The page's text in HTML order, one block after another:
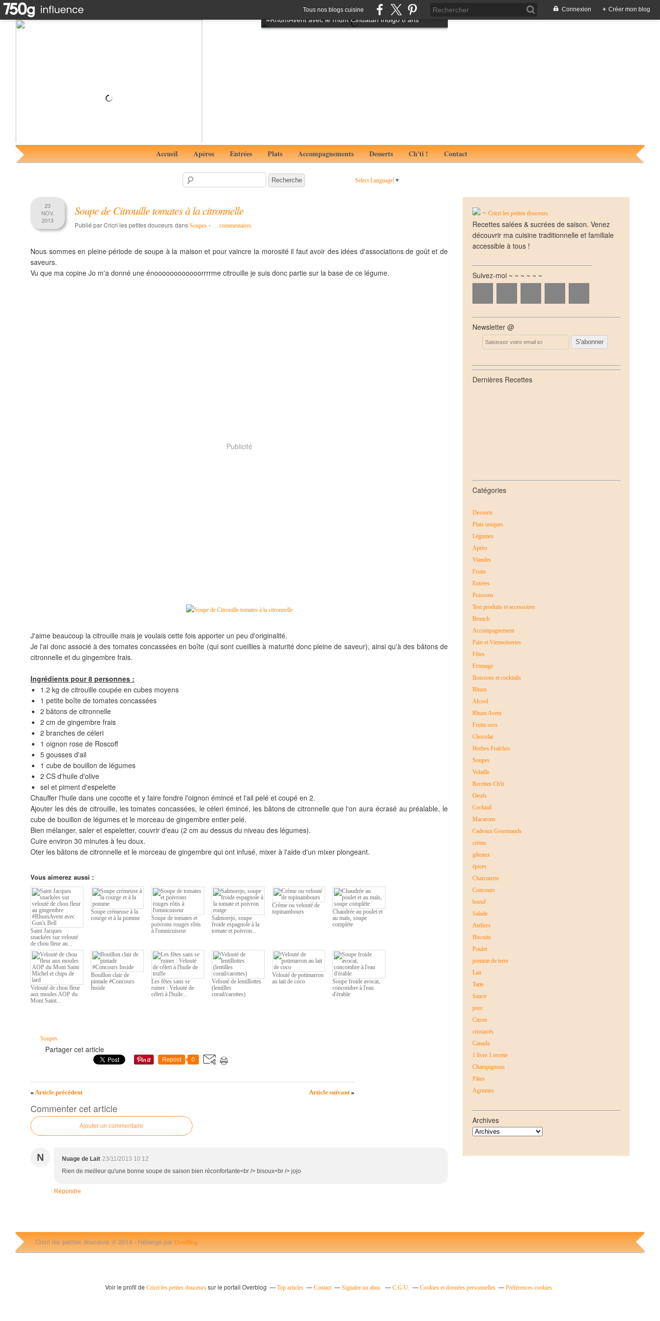
Tous nos blogs cuisine Connexion + Créer mon blog
Tartare de boeuf à l'italienne aux notes de truffes
#RhumAvent avec le rhum Cihuatan Indigo 8 ans
Accueil Apéros Entrées Plats Accompagnements Desserts Ch'ti ! Contact
Select Language ▼
23
NOV.
2013
Soupe de Citrouille tomates à la citronnelle
Publié par Cricri les petites douceurs dans Soupes - … commentaires
Nous sommes en pleine période de soupe à la maison et pour vaincre la morosité il faut avoir des idées d'associations de goût et de
saveurs.
Vu que ma copine Jo m'a donné une énoooooooooooorrrrme citrouille je suis donc partie sur la base de ce légume.
Publicité
J'aime beaucoup la citrouille mais je voulais cette fois apporter un peu d'originalité.
Je l'ai donc associé à des tomates concassées en boîte (qui sont cueillies à maturité donc pleine de saveur), ainsi qu'à des bâtons de
citronnelle et du gingembre frais.
Ingrédients pour 8 personnes :
1.2 kg de citrouille coupée en cubes moyens
1 petite boîte de tomates concassées
2 bâtons de citronnelle
2 cm de gingembre frais
2 branches de céleri
1 oignon rose de Roscoff
5 gousses d'ail
1 cube de bouillon de légumes
2 CS d'huile d'olive
sel et piment d'espelette
Chauffer l'huile dans une cocotte et y faire fondre l'oignon émincé et l'ail pelé et coupé en 2.
Ajouter les dés de citrouille, les tomates concassées, le céleri émincé, les bâtons de citronnelle que l'on aura écrasé au préalable, le
cube de bouillon de légumes et le morceau de gingembre entier pelé.
Bien mélanger, saler et espeletter, couvrir d'eau (2 cm au dessus du niveau des légumes).
Cuire environ 30 minutes à feu doux.
Oter les bâtons de citronnelle et le morceau de gingembre qui ont infusé, mixer à l'aide d'un mixer plongeant.
Vous aimerez aussi :
Saint Jacques
snackées sur velouté
de chou fleur au...
Soupe crémeuse à la
courge et à la pomme
Soupe de tomates et
poivrons rouges rôtis
à l'omnicuiseur
Salmorejo, soupe
froide espagnole à la
tomate et poivron...
Crème ou velouté de
topinambours
Chaudrée au poulet et
au maïs, soupe
complète
Velouté de chou fleur
aux moules AOP du
Mont Saint...
Bouillon clair de
pintade #Concours
Inside
Les fêtes sans se
ruiner : Velouté de
céleri à l'huile...
Velouté de lentillottes
(lentilles
corail/carottes)
Velouté de potimarron
au lait de coco
Soupe froide avocat,
concombre à l'eau
d'érable
Soupes
Partager cet article
Repost 0
« Article précédent Article suivant»
Commenter cet article
Ajouter un commentaire
N Nuage de Lait 23/11/2013 10:12
Rien de meilleur qu'une bonne soupe de saison bien réconfortante<br /> bisoux<br /> jojo
Répondre
~ Cricri les petites douceurs
Recettes salées & sucrées de saison. Venez
découvrir ma cuisine traditionnelle et familiale
accessible à tous !
Suivez-moi ~ ~ ~ ~ ~ ~
Newsletter @
Email
Dernières Recettes
Catégories
Desserts
Plats uniques
Légumes
Apéro
Viandes
Fruits
Entrées
Poissons
Test produits et accessoires
Brunch
Accompagnement
Pain et Viennoiseries
Fêtes
Fromage
Boissons et cocktails
Rhum
Alcool
Rhum Avent
Fruits secs
Chocolat
Herbes Fraîches
Soupes
Volaille
Recettes Ch'ti
Oeufs
Cocktail
Macarons
Cadeaux Gourmands
crème
gâteaux
épices
Charcuterie
Concours
boeuf
Salade
Ateliers
Biscuits
Poulet
pomme de terre
Lait
Tarte
Sauce
porc
Citron
crustacés
Canada
1 livre 1 recette
Champignons
Pâtes
Agrumes
Archives
Cricri les petites douceurs © 2014 - Hébergé par OverBlog
Voir le profil de Cricri les petites douceurs sur le portail Overblog Top articles Contact Signaler un abus C.G.U. Cookies et données personnelles Préférences cookies